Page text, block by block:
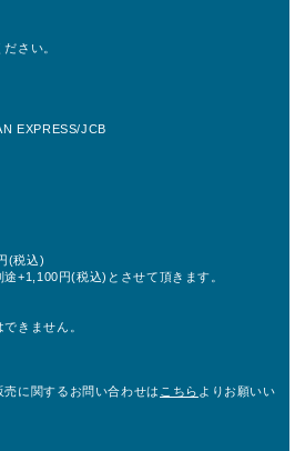
さい。
EXPRESS/JCB
(税込)
+1,100円(税込)とさせて頂きます。
きません。
に関するお問い合わせは こちら よりお願いい